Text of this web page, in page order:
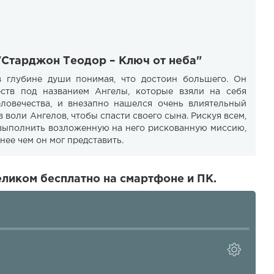
Теодор – Ключ от неба"
души понимая, что достоин большего. Он
под названием Ангелы, которые взяли на себя
и внезапно нашелся очень влиятельный
Ангелов, чтобы спасти своего сына. Рискуя всем,
возложенную на него рискованную миссию,
чем он мог представить.
бесплатно на смартфоне и ПК.